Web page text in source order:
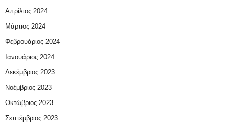
Απρίλιος 2024
Μάρτιος 2024
Φεβρουάριος 2024
Ιανουάριος 2024
Δεκέμβριος 2023
Νοέμβριος 2023
Οκτώβριος 2023
Σεπτέμβριος 2023